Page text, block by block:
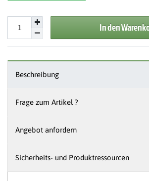
In den
Beschreibung
Frage zum Artikel ?
Angebot anfordern
Sicherheits- und Produktressourcen